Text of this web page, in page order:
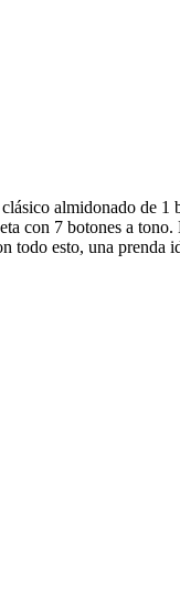
almidonado de
con 7 botones a
todo esto, una prenda